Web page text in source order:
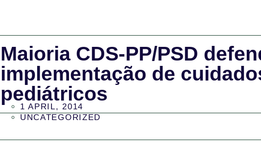
Maioria CDS-PP/PSD
implementação de
pediátricos
1 APRIL, 2014
UNCATEGORIZED